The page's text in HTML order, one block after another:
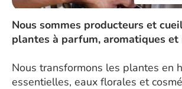
Nous sommes producteurs et
plantes à parfum, aromatiques et
Nous transformons les plantes en
essentielles, eaux florales et